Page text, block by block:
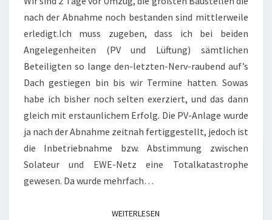
nach der Abnahme noch bestanden sind mittlerweile
erledigt.Ich muss zugeben, dass ich bei beiden
Angelegenheiten (PV und Lüftung) sämtlichen
Beteiligten so lange den-letzten-Nerv-raubend auf’s
Dach gestiegen bin bis wir Termine hatten. Sowas
habe ich bisher noch selten exerziert, und das dann
gleich mit erstaunlichem Erfolg. Die PV-Anlage wurde
ja nach der Abnahme zeitnah fertiggestellt, jedoch ist
die Inbetriebnahme bzw. Abstimmung zwischen
Solateur und EWE-Netz eine Totalkatastrophe
gewesen. Da wurde mehrfach…
WEITERLESEN